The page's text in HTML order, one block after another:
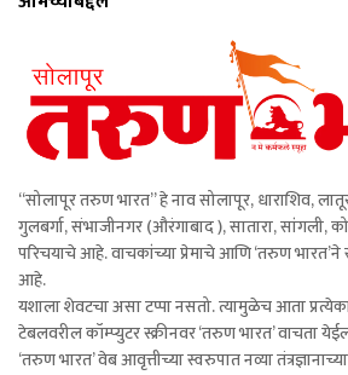
“सोलापूर तरुण भारत” हे नाव सोलापूर, धाराशिव,
गुलबर्गा, संभाजीनगर (औरंगाबाद ), सातारा, सांगली,
परिचयाचे आहे. वाचकांच्या प्रेमाचे आणि ‘तरुण
आहे.
यशाला शेवटचा असा टप्पा नसतो. त्यामुळेच आता
टेबलवरील कॉम्प्युटर स्क्रीनवर ‘तरुण भारत’ वाचता
‘तरुण भारत’ वेब आवृत्तीच्या स्वरुपात नव्या